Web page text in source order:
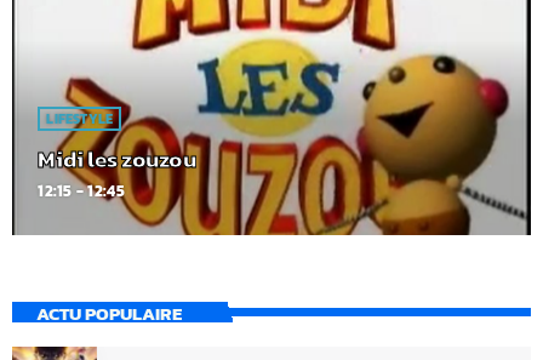
LIFESTYLE
Midi les zouzou
12:15 - 12:45
ACTU POPULAIRE